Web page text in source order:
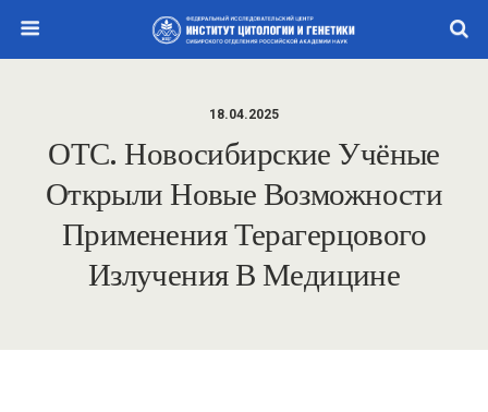
18.04.2025
ОТС. Новосибирские Учёные
Открыли Новые Возможности
Применения Терагерцового
Излучения В Медицине